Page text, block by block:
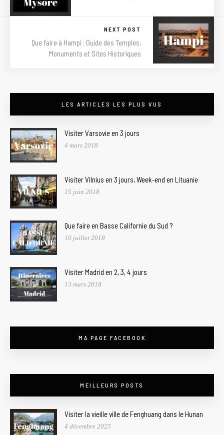
NEXT POST
Que faire à Hampi : Guide des Temples,
Monuments et Sites Historiques
LES ARTICLES LES PLUS VUS
Visiter Varsovie en 3 jours
4 mars 2018
Visiter Vilnius en 3 jours, Week-end en Lituanie
15 juin 2018
Que faire en Basse Californie du Sud ?
10 juillet 2018
Visiter Madrid en 2, 3, 4 jours
13 mars 2018
MA PAGE FACEBOOK
MEILLEURS POSTS
Visiter la vieille ville de Fenghuang dans le Hunan
4 décembre 2025